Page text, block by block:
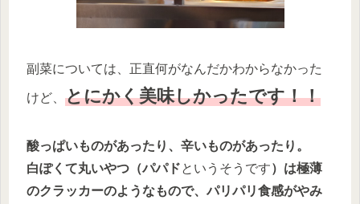
副菜については、正直何がなんだかわからなかった
けど、 とにかく美味しかったです！！
酸っぱいものがあったり、辛いものがあったり。
白ぽくて丸いやつ（パパドというそうです）は極薄
のクラッカーのようなもので、パリパリ食感がやみ